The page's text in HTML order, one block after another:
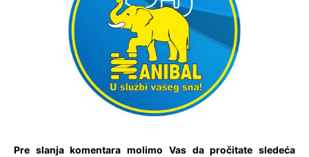
Pre slanja komentara molimo Vas da pročitate sledeća